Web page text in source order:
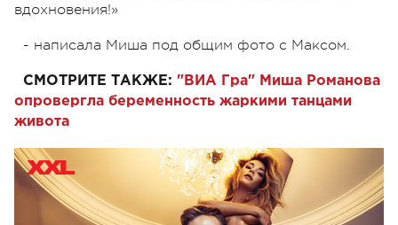
вдохновения!»
- написала Миша под общим фото с Максом.
СМОТРИТЕ ТАКЖЕ: "ВИА Гра" Миша Романова
опровергла беременность жаркими танцами
живота